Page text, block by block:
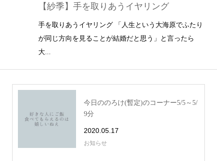
【紗季】手を取りあうイヤリング
手を取りあうイヤリング 「人生という大海原でふたり
が同じ方向を見ることが結婚だと思う」と言ったら
大...
今日ののろけ(暫定)のコーナー5/5～5/
9分
2020.05.17
お知らせ